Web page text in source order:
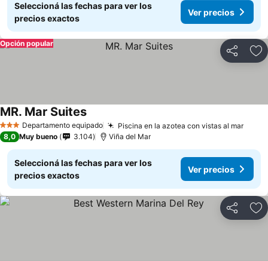
Seleccioná las fechas para ver los
precios exactos
Ver precios
Compartir
Opción popular
3 EstrellasDepartamento equipado Piscina en la azotea con vistas al mar
MR. Mar Suites
8,0 Muy bueno 3.104 Viña del Mar
Seleccioná las fechas para ver los
precios exactos
Ver precios
Compartir